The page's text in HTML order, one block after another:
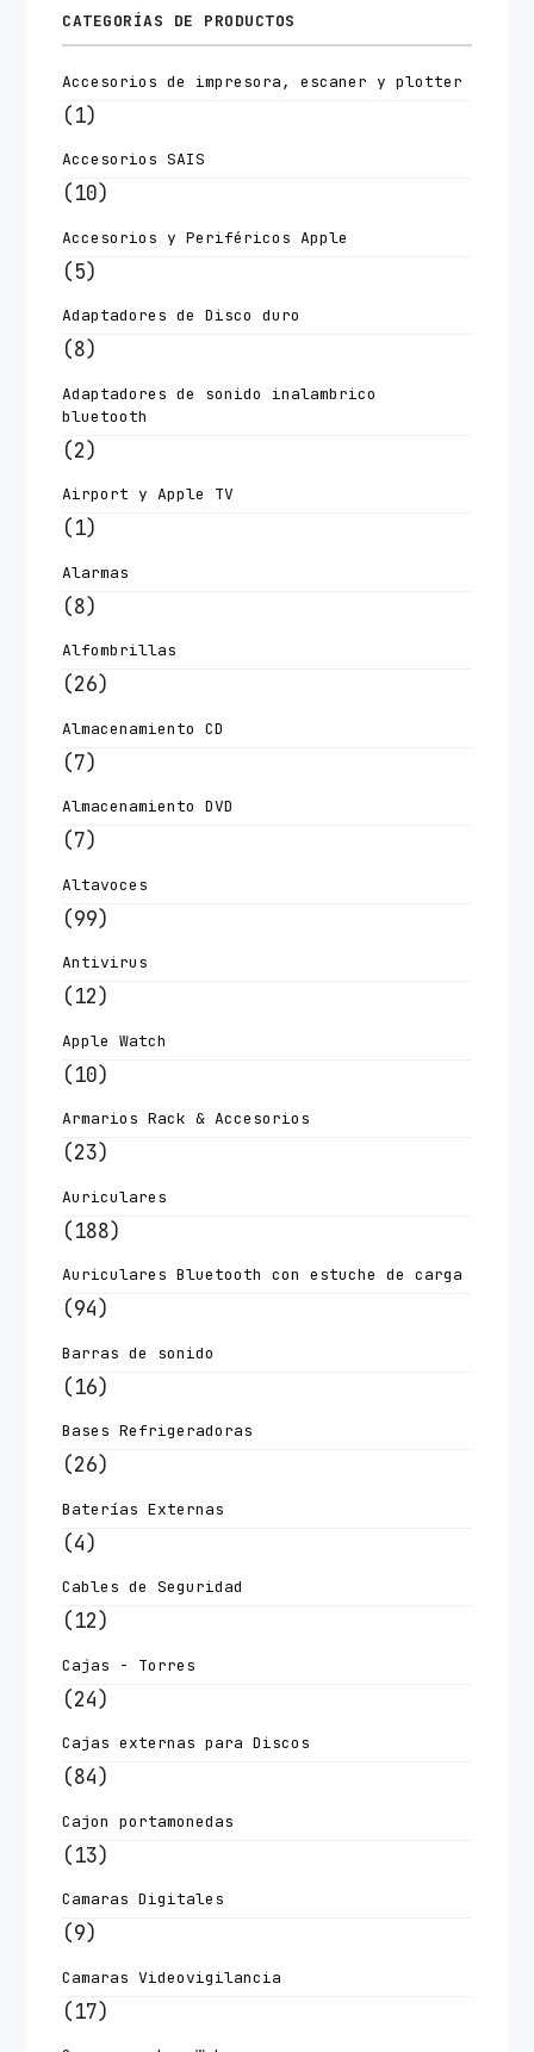
CATEGORÍAS DE PRODUCTOS
Accesorios de impresora, escaner y plotter
(1)
Accesorios SAIS
(10)
Accesorios y Periféricos Apple
(5)
Adaptadores de Disco duro
(8)
Adaptadores de sonido inalambrico
bluetooth
(2)
Airport y Apple TV
(1)
Alarmas
(8)
Alfombrillas
(26)
Almacenamiento CD
(7)
Almacenamiento DVD
(7)
Altavoces
(99)
Antivirus
(12)
Apple Watch
(10)
Armarios Rack & Accesorios
(23)
Auriculares
(188)
Auriculares Bluetooth con estuche de carga
(94)
Barras de sonido
(16)
Bases Refrigeradoras
(26)
Baterías Externas
(4)
Cables de Seguridad
(12)
Cajas - Torres
(24)
Cajas externas para Discos
(84)
Cajon portamonedas
(13)
Camaras Digitales
(9)
Camaras Videovigilancia
(17)